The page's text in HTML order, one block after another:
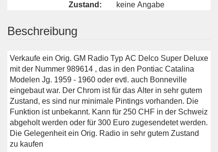
Zustand:
keine Angabe
Beschreibung
Verkaufe ein Orig. GM Radio Typ AC Delco Super Deluxe
mit der Nummer 989614 , das in den Pontiac Catalina
Modelen Jg. 1959 - 1960 oder evtl. auch Bonneville
eingebaut war. Der Chrom ist für das Alter in sehr gutem
Zustand, es sind nur minimale Pintings vorhanden. Die
Funktion ist unbekannt. Kann für 250 CHF in der Schweiz
abgeholt werden oder für 300 Euro zugesendetet werden.
Die Gelegenheit ein Orig. Radio in sehr gutem Zustand
zu kaufen